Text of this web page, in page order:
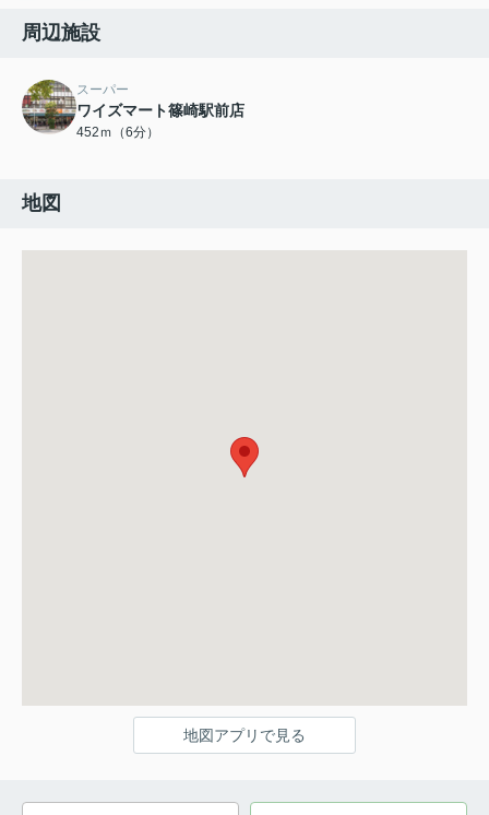
周辺施設
スーパー
ワイズマート篠崎駅前店
452ｍ（6分）
地図
地図アプリで見る